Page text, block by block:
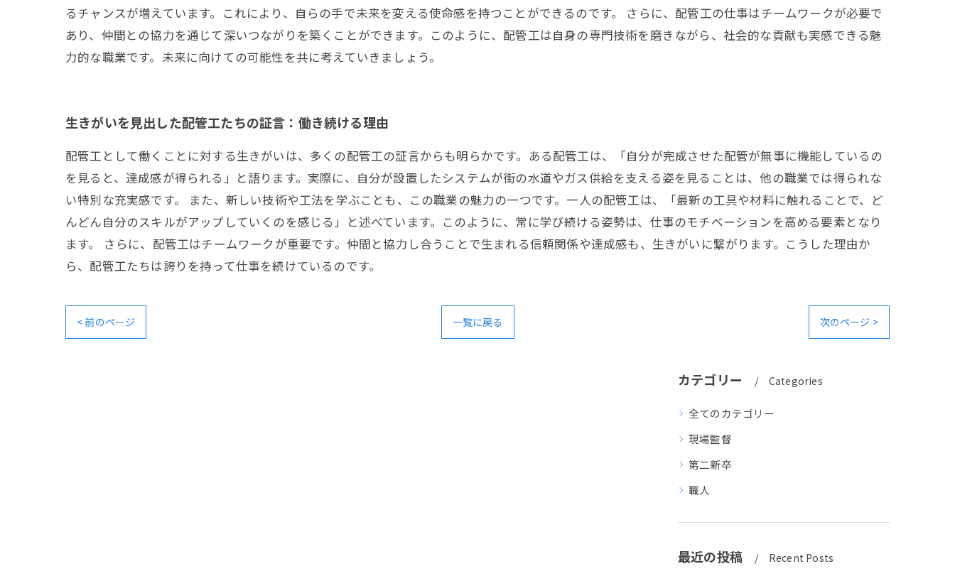
るチャンスが増えています。これにより、自らの手で未来を変える使命感を持つことができるのです。 さらに、配管工の仕事はチームワークが必要で
あり、仲間との協力を通じて深いつながりを築くことができます。このように、配管工は自身の専門技術を磨きながら、社会的な貢献も実感できる魅
力的な職業です。未来に向けての可能性を共に考えていきましょう。
生きがいを見出した配管工たちの証言：働き続ける理由
配管工として働くことに対する生きがいは、多くの配管工の証言からも明らかです。ある配管工は、「自分が完成させた配管が無事に機能しているの
を見ると、達成感が得られる」と語ります。実際に、自分が設置したシステムが街の水道やガス供給を支える姿を見ることは、他の職業では得られな
い特別な充実感です。 また、新しい技術や工法を学ぶことも、この職業の魅力の一つです。一人の配管工は、「最新の工具や材料に触れることで、ど
んどん自分のスキルがアップしていくのを感じる」と述べています。このように、常に学び続ける姿勢は、仕事のモチベーションを高める要素となり
ます。 さらに、配管工はチームワークが重要です。仲間と協力し合うことで生まれる信頼関係や達成感も、生きがいに繋がります。こうした理由か
ら、配管工たちは誇りを持って仕事を続けているのです。
< 前のページ 一覧に戻る 次のページ >
カテゴリー Categories
全てのカテゴリー
現場監督
第二新卒
職人
最近の投稿 Recent Posts